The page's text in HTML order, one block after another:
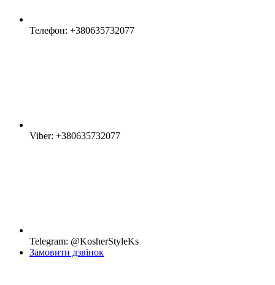
Телефон: +380635732077
Viber: +380635732077
Telegram: @KosherStyleKs
Замовити дзвінок